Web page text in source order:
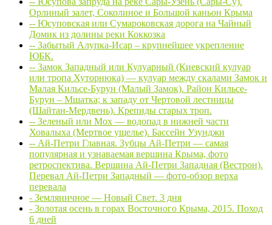
Орлиный залет, Соколиное и Большой каньон Крыма
-- Юсуповская или Сумароковская дорога на Чайный
Домик из долины реки Коккозка
-- Забытый Алупка-Исар – крупнейшее укрепление
ЮБК.
-- Замок Западный или Кулуарный (Киевский кулуар
или тропа Хуторнюка) — кулуар между скалами Замок и
Малая Кильсе-Бурун (Малый Замок). Район Кильсе-
Бурун – Мшатка; к западу от Чертовой лестницы
(Шайтан-Мердвень). Крепиды старых троп.
-- Зеленый или Мох — водопад в нижней части
Ховалыха (Мертвое ущелье). Бассейн Узунджи
-- Ай-Петри Главная. Зубцы Ай-Петри — самая
популярная и узнаваемая вершина Крыма, фото
ретроспектива. Вершина Ай-Петри Западная (Вестрон).
Перевал Ай-Петри Западный — фото-обзор верха
перевала
- Земляничное — Новый Свет. 3 дня
- Золотая осень в горах Восточного Крыма, 2015. Поход
6 дней